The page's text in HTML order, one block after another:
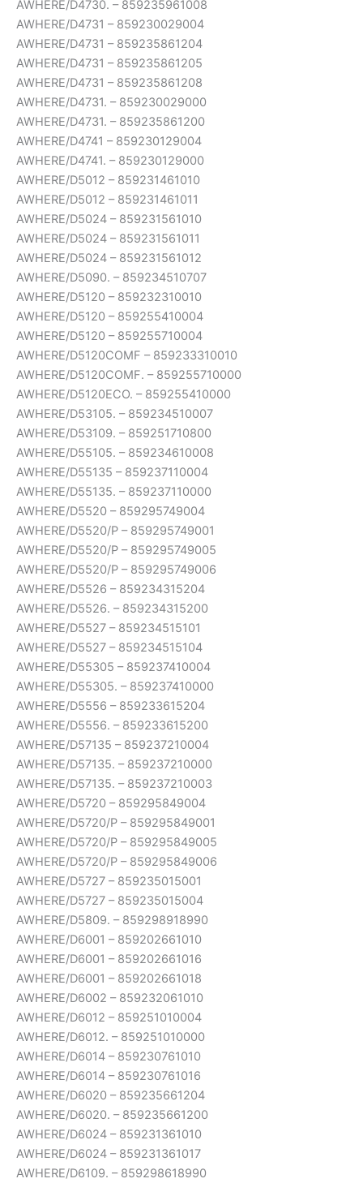
AWHERE/D4730. – 859235961008
AWHERE/D4731 – 859230029004
AWHERE/D4731 – 859235861204
AWHERE/D4731 – 859235861205
AWHERE/D4731 – 859235861208
AWHERE/D4731. – 859230029000
AWHERE/D4731. – 859235861200
AWHERE/D4741 – 859230129004
AWHERE/D4741. – 859230129000
AWHERE/D5012 – 859231461010
AWHERE/D5012 – 859231461011
AWHERE/D5024 – 859231561010
AWHERE/D5024 – 859231561011
AWHERE/D5024 – 859231561012
AWHERE/D5090. – 859234510707
AWHERE/D5120 – 859232310010
AWHERE/D5120 – 859255410004
AWHERE/D5120 – 859255710004
AWHERE/D5120COMF – 859233310010
AWHERE/D5120COMF. – 859255710000
AWHERE/D5120ECO. – 859255410000
AWHERE/D53105. – 859234510007
AWHERE/D53109. – 859251710800
AWHERE/D55105. – 859234610008
AWHERE/D55135 – 859237110004
AWHERE/D55135. – 859237110000
AWHERE/D5520 – 859295749004
AWHERE/D5520/P – 859295749001
AWHERE/D5520/P – 859295749005
AWHERE/D5520/P – 859295749006
AWHERE/D5526 – 859234315204
AWHERE/D5526. – 859234315200
AWHERE/D5527 – 859234515101
AWHERE/D5527 – 859234515104
AWHERE/D55305 – 859237410004
AWHERE/D55305. – 859237410000
AWHERE/D5556 – 859233615204
AWHERE/D5556. – 859233615200
AWHERE/D57135 – 859237210004
AWHERE/D57135. – 859237210000
AWHERE/D57135. – 859237210003
AWHERE/D5720 – 859295849004
AWHERE/D5720/P – 859295849001
AWHERE/D5720/P – 859295849005
AWHERE/D5720/P – 859295849006
AWHERE/D5727 – 859235015001
AWHERE/D5727 – 859235015004
AWHERE/D5809. – 859298918990
AWHERE/D6001 – 859202661010
AWHERE/D6001 – 859202661016
AWHERE/D6001 – 859202661018
AWHERE/D6002 – 859232061010
AWHERE/D6012 – 859251010004
AWHERE/D6012. – 859251010000
AWHERE/D6014 – 859230761010
AWHERE/D6014 – 859230761016
AWHERE/D6020 – 859235661204
AWHERE/D6020. – 859235661200
AWHERE/D6024 – 859231361010
AWHERE/D6024 – 859231361017
AWHERE/D6109. – 859298618990